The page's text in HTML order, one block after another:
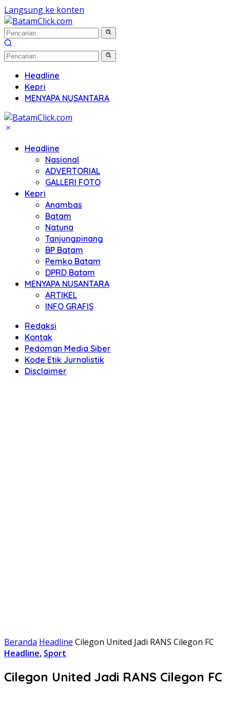
Langsung ke konten
Headline
Kepri
MENYAPA NUSANTARA
Headline
Nasional
ADVERTORIAL
GALLERI FOTO
Kepri
Anambas
Batam
Natuna
Tanjungpinang
BP Batam
Pemko Batam
DPRD Batam
MENYAPA NUSANTARA
ARTIKEL
INFO GRAFIS
Redaksi
Kontak
Pedoman Media Siber
Kode Etik Jurnalistik
Disclaimer
Beranda Headline Cilegon United Jadi RANS Cilegon FC
Headline, Sport
Cilegon United Jadi RANS Cilegon FC